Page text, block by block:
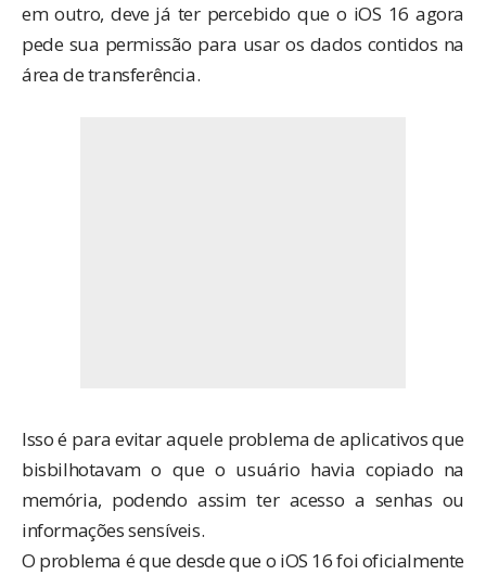
em outro, deve já ter percebido que o iOS 16 agora
pede sua permissão para usar os dados contidos na
área de transferência.
Isso é para evitaraquele problemade aplicativos que
bisbilhotavam o que o usuário havia copiado na
memória, podendo assim ter acesso a senhas ou
informações sensíveis.
O problema é que desde que o iOS 16 foi oficialmente